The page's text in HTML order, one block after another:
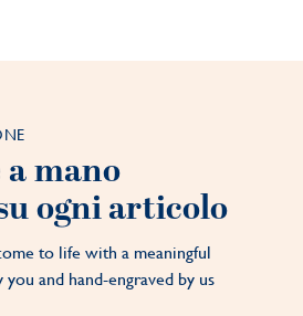
mano
ogni articolo
to life with a meaningful
you and hand-engraved by us